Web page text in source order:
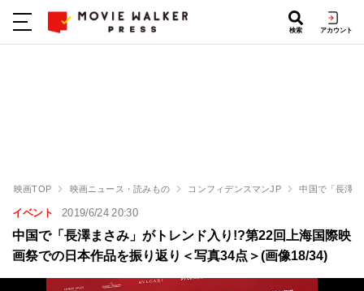
検索 アカウント
映画TOP 映画ニュース・読みもの コンフィデンスマンJP 中国で「長澤
イベント 2019/6/24 20:30
中国で「長澤まさみ」がトレンド入り!?第22回上海国際映
画祭での日本作品を振り返り＜写真34点＞(画像18/34)